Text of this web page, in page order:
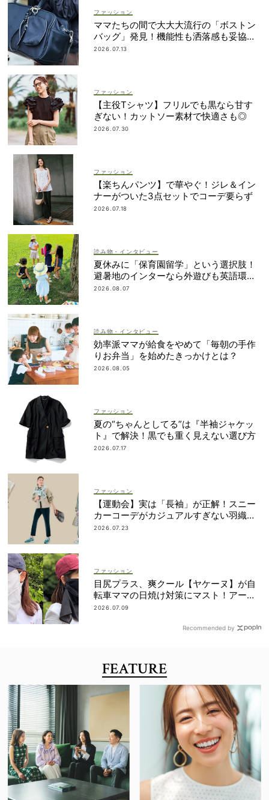
ファッション
ママたちの間で大大大流行の「ボストン
バッグ」発見！機能性も洒落感も妥協し
ない
2026.07.13
ファッション
【主役Tシャツ】フリルでも黒なら甘す
ぎない！カットソー素材で快適さも◎
2026.07.30
ファッション
【楽ちんパンツ】で華やぐ！ジレ＆イン
ナーがついた3点セットでコーデ要らず
2026.07.18
読み物・インタビュー
夏休みに「保育園留学」という選択肢！
避暑地のインターなら外遊びも英語環境
もいいとこ取り
2026.08.07
読み物・インタビュー
効率派ママが給食をやめて「毎朝の手作
りお弁当」を始めたきっかけとは？
2026.08.05
ファッション
夏の“ちゃんとしてる”は『半袖ジャケッ
ト』で解決！黒でも重く見えない選び方
2026.07.17
ファッション
【運動会】実は「長袖」が正解！スニー
カーコーデがカジュアルすぎない羽織り
アイデア
2026.07.23
ファッション
目尻プラス、爽クール【ヤケーヌ】が自
転車ママの日焼け対策にマスト！アーム
カバーの愛用者も
2026.07.09
Recommended by
FEATURE